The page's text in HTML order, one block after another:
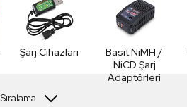
Şarj Cihazları
Basit NiMH /
NiCD Şarj
Adaptörleri